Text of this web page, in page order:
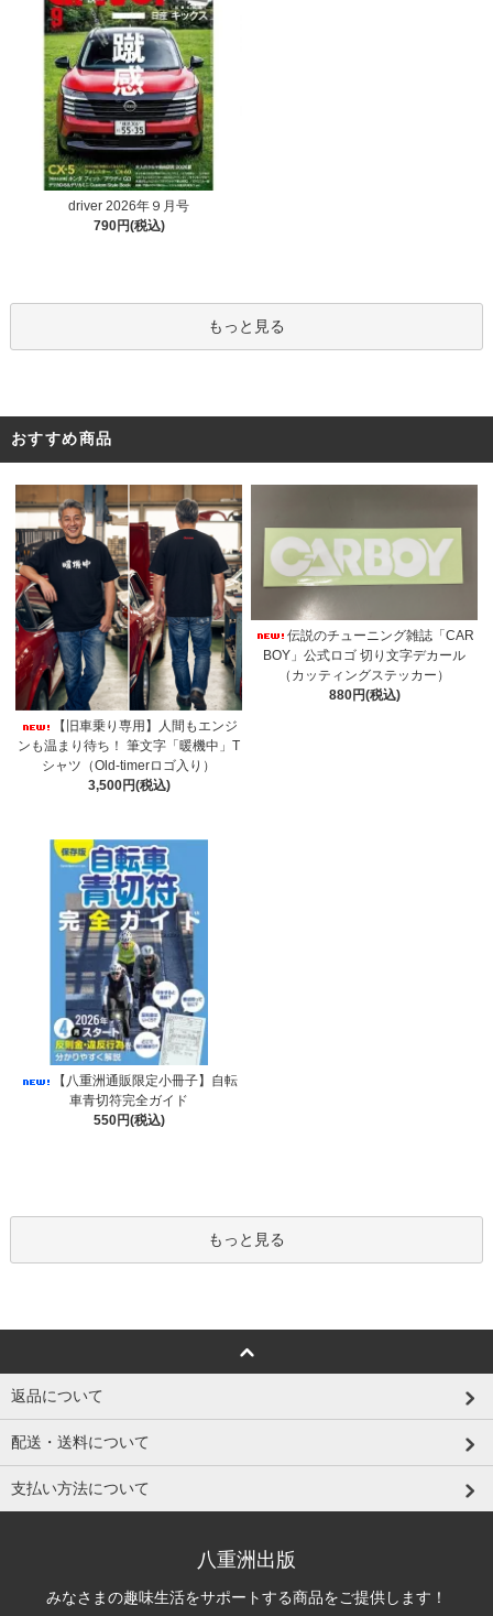
driver 2026年９月号
790円(税込)
もっと見る
おすすめ商品
【旧車乗り専用】人間もエンジ
ンも温まり待ち！ 筆文字「暖機中」T
シャツ（Old-timerロゴ入り）
3,500円(税込)
伝説のチューニング雑誌「CAR
BOY」公式ロゴ 切り文字デカール
（カッティングステッカー）
880円(税込)
【八重洲通販限定小冊子】自転
車青切符完全ガイド
550円(税込)
もっと見る
返品について
配送・送料について
支払い方法について
八重洲出版
みなさまの趣味生活をサポートする商品をご提供します！